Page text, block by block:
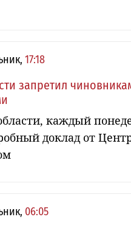
17:18
запретил
каждый
доклад от
06:05